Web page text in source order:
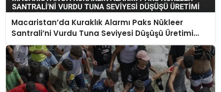
Macaristan’da Kuraklık Alarmı Paks Nükleer
Santrali’ni Vurdu Tuna Seviyesi Düşüşü Üretimi
Durdurdu